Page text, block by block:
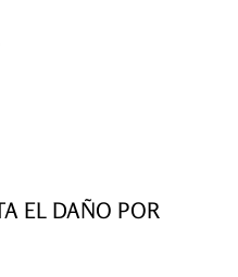
EL DAÑO POR